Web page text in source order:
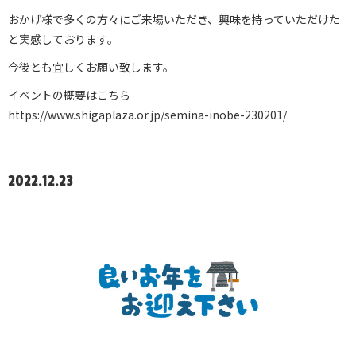
おかげ様で多くの方々にご来場いただき、興味を持っていただけた
と実感しております。
今後とも宜しくお願い致します。
イベントの概要はこちら
https://www.shigaplaza.or.jp/semina-inobe-230201/
2022.12.23